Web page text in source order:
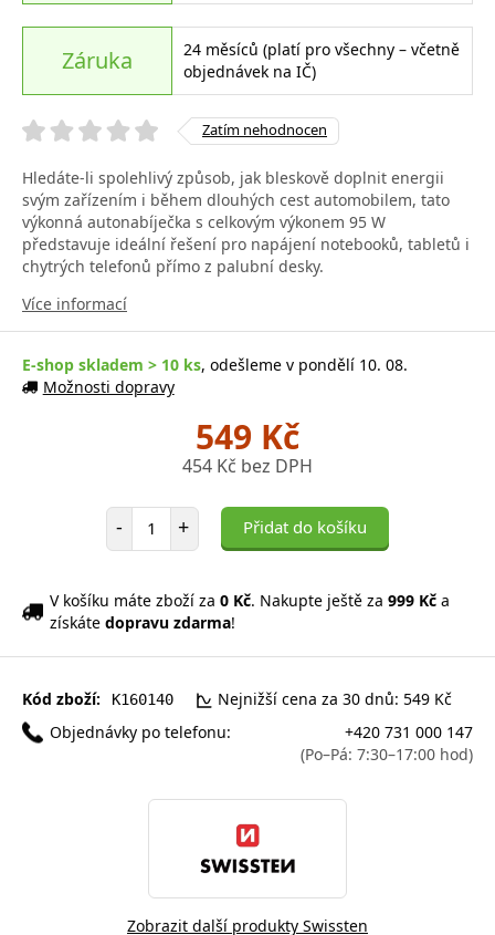
Záruka
24 měsíců (platí pro všechny – včetně
objednávek na IČ)
Zatím nehodnocen
Hledáte-li spolehlivý způsob, jak bleskově doplnit energii
svým zařízením i během dlouhých cest automobilem, tato
výkonná autonabíječka s celkovým výkonem 95 W
představuje ideální řešení pro napájení notebooků, tabletů i
chytrých telefonů přímo z palubní desky.
Více informací
E-shop skladem > 10 ks, odešleme v pondělí 10. 08.
Možnosti dopravy
549 Kč
454 Kč bez DPH
- Počet položek
+ Přidat do košíku
V košíku máte zboží za 0 Kč. Nakupte ještě za 999 Kč a
získáte dopravu zdarma!
Kód zboží: K160140
Nejnižší cena za 30 dnů: 549 Kč
Objednávky po telefonu:
+420 731 000 147
(Po–Pá: 7:30–17:00 hod)
Zobrazit další produkty Swissten